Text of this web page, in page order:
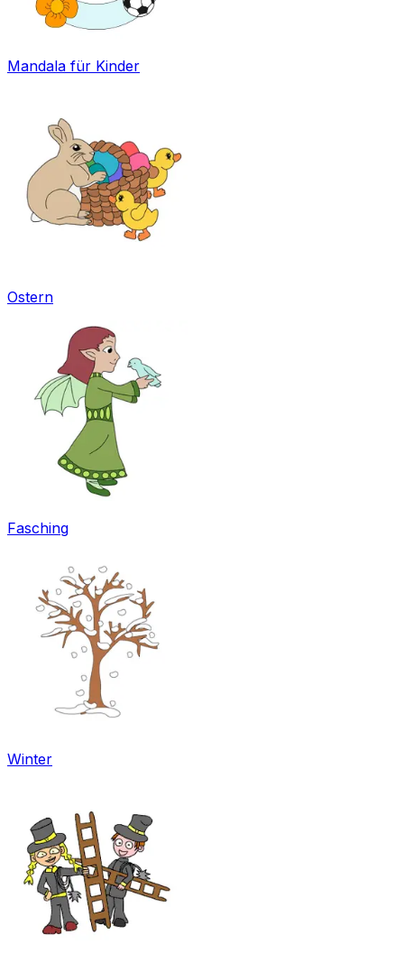
Mandala für Kinder
Ostern
Fasching
Winter